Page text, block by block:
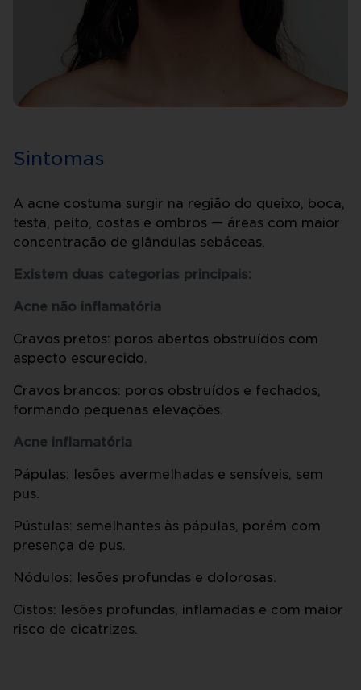
Sintomas
A acne costuma surgir na região do queixo, boca,
testa, peito, costas e ombros — áreas com maior
concentração de glândulas sebáceas.
Existem duas categorias principais:
Acne não inflamatória
Cravos pretos: poros abertos obstruídos com
aspecto escurecido.
Cravos brancos: poros obstruídos e fechados,
formando pequenas elevações.
Acne inflamatória
Pápulas: lesões avermelhadas e sensíveis, sem
pus.
Pústulas: semelhantes às pápulas, porém com
presença de pus.
Nódulos: lesões profundas e dolorosas.
Cistos: lesões profundas, inflamadas e com maior
risco de cicatrizes.